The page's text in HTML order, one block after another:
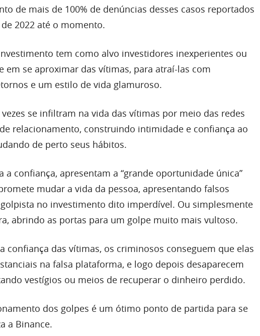
de mais de 100% de denúncias desses casos reportados
2022 até o momento.
tem como alvo investidores inexperientes ou
em se aproximar das vítimas, para atraí-las com
e um estilo de vida glamuroso.
se infiltram na vida das vítimas por meio das redes
relacionamento, construindo intimidade e confiança ao
de perto seus hábitos.
a confiança, apresentam a “grande oportunidade única”
mudar a vida da pessoa, apresentando falsos
no investimento dito imperdível. Ou simplesmente
abrindo as portas para um golpe muito mais vultoso.
confiança das vítimas, os criminosos conseguem que elas
na falsa plataforma, e logo depois desaparecem
vestígios ou meios de recuperar o dinheiro perdido.
dos golpes é um ótimo ponto de partida para se
a Binance.